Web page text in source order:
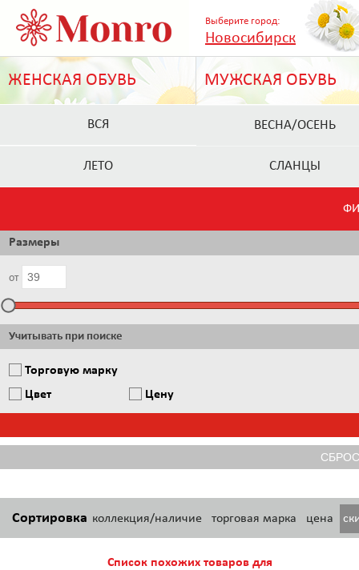
Выберите город:
Новосибирск
ЖЕНСКАЯ ОБУВЬ МУЖСКАЯ ОБУВЬ
ВСЯ ВЕСНА/ОСЕНЬ
ЛЕТО СЛАНЦЫ
Размеры
от
Учитывать при поиске
Торговую марку
Цвет
Цену
Сортировка коллекция/наличие торговая марка цена
Список похожих товаров для